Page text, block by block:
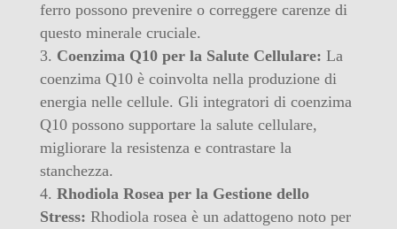
ferro possono prevenire o correggere carenze di
questo minerale cruciale.
Coenzima Q10 per la Salute Cellulare: La
coenzima Q10 è coinvolta nella produzione di
energia nelle cellule. Gli integratori di coenzima
Q10 possono supportare la salute cellulare,
migliorare la resistenza e contrastare la
stanchezza.
Rhodiola Rosea per la Gestione dello
Stress: Rhodiola rosea è un adattogeno noto per